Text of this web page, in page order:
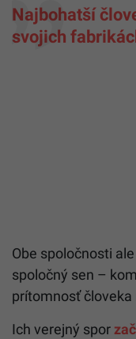
Najbohatší
svojich
Obe spoločnosti
spoločný sen –
prítomnosť
Ich verejný spor